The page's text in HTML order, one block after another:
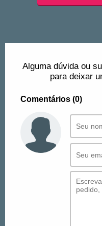
Alguma dúvida ou
para deixar
Comentários (0)